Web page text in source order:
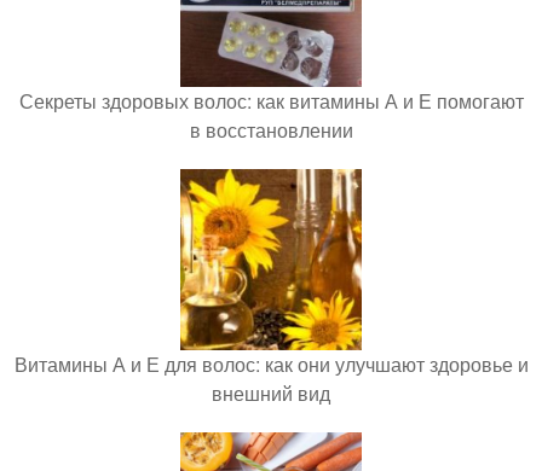
Секреты здоровых волос: как витамины А и Е помогают
в восстановлении
Витамины А и Е для волос: как они улучшают здоровье и
внешний вид